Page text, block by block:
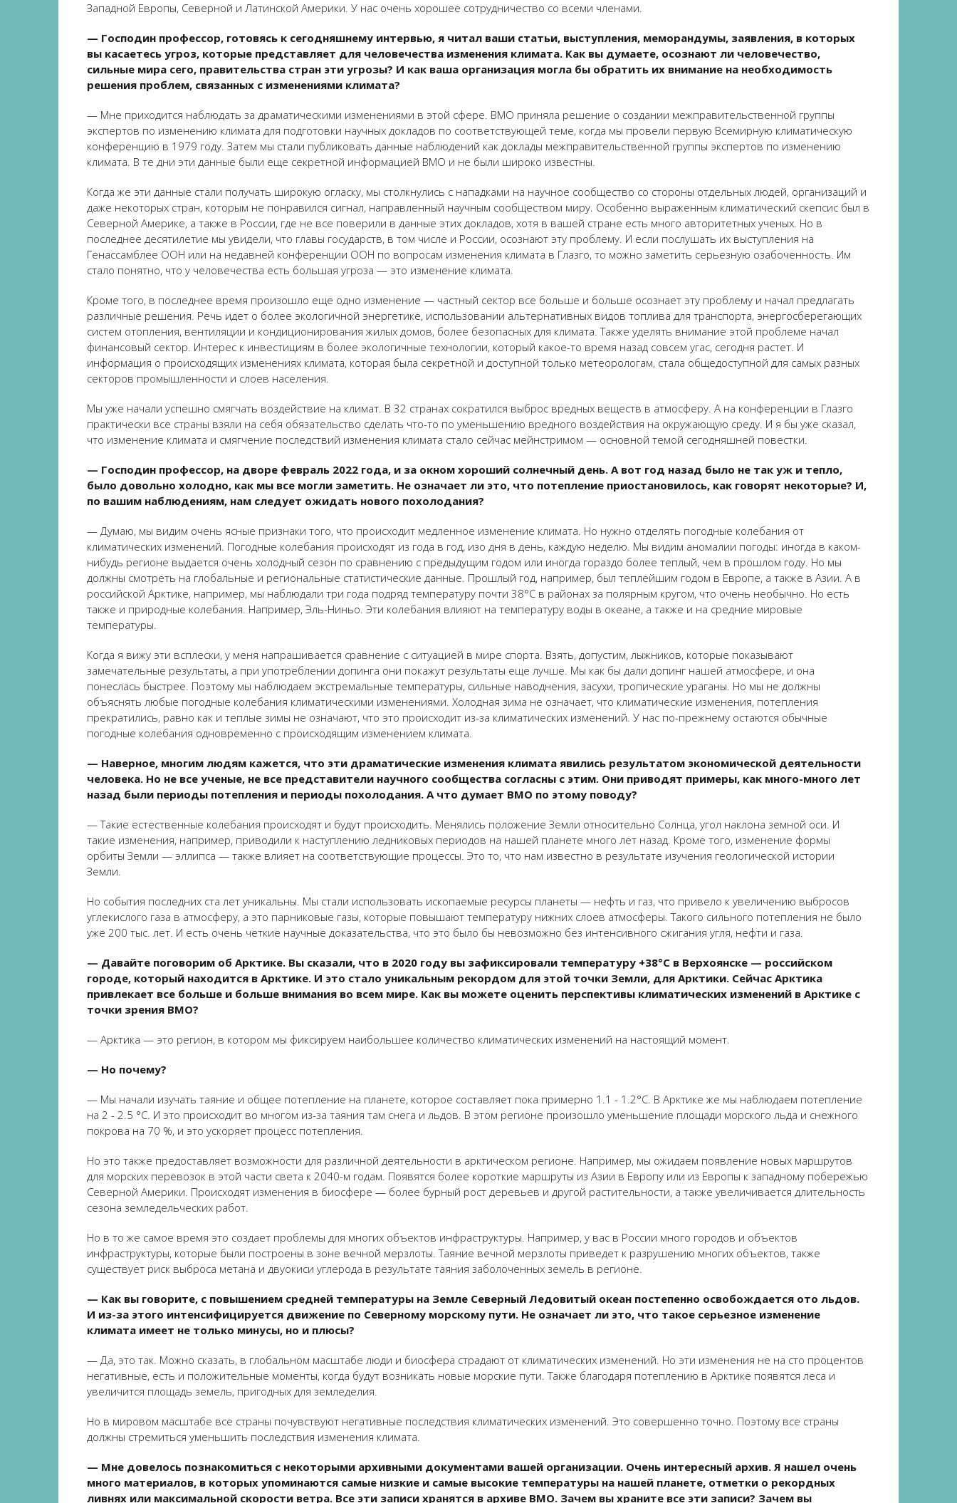
Западной Европы, Северной и Латинской Америки. У нас очень хорошее сотрудничество со всеми членами.
— Господин профессор, готовясь к сегодняшнему интервью, я читал ваши статьи, выступления, меморандумы, заявления, в которых
вы касаетесь угроз, которые представляет для человечества изменения климата. Как вы думаете, осознают ли человечество,
сильные мира сего, правительства стран эти угрозы? И как ваша организация могла бы обратить их внимание на необходимость
решения проблем, связанных с изменениями климата?
— Мне приходится наблюдать за драматическими изменениями в этой сфере. ВМО приняла решение о создании межправительственной группы
экспертов по изменению климата для подготовки научных докладов по соответствующей теме, когда мы провели первую Всемирную климатическую
конференцию в 1979 году. Затем мы стали публиковать данные наблюдений как доклады межправительственной группы экспертов по изменению
климата. В те дни эти данные были еще секретной информацией ВМО и не были широко известны.
Когда же эти данные стали получать широкую огласку, мы столкнулись с нападками на научное сообщество со стороны отдельных людей, организаций и
даже некоторых стран, которым не понравился сигнал, направленный научным сообществом миру. Особенно выраженным климатический скепсис был в
Северной Америке, а также в России, где не все поверили в данные этих докладов, хотя в вашей стране есть много авторитетных ученых. Но в
последнее десятилетие мы увидели, что главы государств, в том числе и России, осознают эту проблему. И если послушать их выступления на
Генассамблее ООН или на недавней конференции ООН по вопросам изменения климата в Глазго, то можно заметить серьезную озабоченность. Им
стало понятно, что у человечества есть большая угроза — это изменение климата.
Кроме того, в последнее время произошло еще одно изменение — частный сектор все больше и больше осознает эту проблему и начал предлагать
различные решения. Речь идет о более экологичной энергетике, использовании альтернативных видов топлива для транспорта, энергосберегающих
систем отопления, вентиляции и кондиционирования жилых домов, более безопасных для климата. Также уделять внимание этой проблеме начал
финансовый сектор. Интерес к инвестициям в более экологичные технологии, который какое-то время назад совсем угас, сегодня растет. И
информация о происходящих изменениях климата, которая была секретной и доступной только метеорологам, стала общедоступной для самых разных
секторов промышленности и слоев населения.
Мы уже начали успешно смягчать воздействие на климат. В 32 странах сократился выброс вредных веществ в атмосферу. А на конференции в Глазго
практически все страны взяли на себя обязательство сделать что-то по уменьшению вредного воздействия на окружающую среду. И я бы уже сказал,
что изменение климата и смягчение последствий изменения климата стало сейчас мейнстримом — основной темой сегодняшней повестки.
— Господин профессор, на дворе февраль 2022 года, и за окном хороший солнечный день. А вот год назад было не так уж и тепло,
было довольно холодно, как мы все могли заметить. Не означает ли это, что потепление приостановилось, как говорят некоторые? И,
по вашим наблюдениям, нам следует ожидать нового похолодания?
— Думаю, мы видим очень ясные признаки того, что происходит медленное изменение климата. Но нужно отделять погодные колебания от
климатических изменений. Погодные колебания происходят из года в год, изо дня в день, каждую неделю. Мы видим аномалии погоды: иногда в каком-
нибудь регионе выдается очень холодный сезон по сравнению с предыдущим годом или иногда гораздо более теплый, чем в прошлом году. Но мы
должны смотреть на глобальные и региональные статистические данные. Прошлый год, например, был теплейшим годом в Европе, а также в Азии. А в
российской Арктике, например, мы наблюдали три года подряд температуру почти 38°C в районах за полярным кругом, что очень необычно. Но есть
также и природные колебания. Например, Эль-Ниньо. Эти колебания влияют на температуру воды в океане, а также и на средние мировые
температуры.
Когда я вижу эти всплески, у меня напрашивается сравнение с ситуацией в мире спорта. Взять, допустим, лыжников, которые показывают
замечательные результаты, а при употреблении допинга они покажут результаты еще лучше. Мы как бы дали допинг нашей атмосфере, и она
понеслась быстрее. Поэтому мы наблюдаем экстремальные температуры, сильные наводнения, засухи, тропические ураганы. Но мы не должны
объяснять любые погодные колебания климатическими изменениями. Холодная зима не означает, что климатические изменения, потепления
прекратились, равно как и теплые зимы не означают, что это происходит из-за климатических изменений. У нас по-прежнему остаются обычные
погодные колебания одновременно с происходящим изменением климата.
— Наверное, многим людям кажется, что эти драматические изменения климата явились результатом экономической деятельности
человека. Но не все ученые, не все представители научного сообщества согласны с этим. Они приводят примеры, как много-много лет
назад были периоды потепления и периоды похолодания. А что думает ВМО по этому поводу?
— Такие естественные колебания происходят и будут происходить. Менялись положение Земли относительно Солнца, угол наклона земной оси. И
такие изменения, например, приводили к наступлению ледниковых периодов на нашей планете много лет назад. Кроме того, изменение формы
орбиты Земли — эллипса — также влияет на соответствующие процессы. Это то, что нам известно в результате изучения геологической истории
Земли.
Но события последних ста лет уникальны. Мы стали использовать ископаемые ресурсы планеты — нефть и газ, что привело к увеличению выбросов
углекислого газа в атмосферу, а это парниковые газы, которые повышают температуру нижних слоев атмосферы. Такого сильного потепления не было
уже 200 тыс. лет. И есть очень четкие научные доказательства, что это было бы невозможно без интенсивного сжигания угля, нефти и газа.
— Давайте поговорим об Арктике. Вы сказали, что в 2020 году вы зафиксировали температуру +38°C в Верхоянске — российском
городе, который находится в Арктике. И это стало уникальным рекордом для этой точки Земли, для Арктики. Сейчас Арктика
привлекает все больше и больше внимания во всем мире. Как вы можете оценить перспективы климатических изменений в Арктике с
точки зрения ВМО?
— Арктика — это регион, в котором мы фиксируем наибольшее количество климатических изменений на настоящий момент.
— Но почему?
— Мы начали изучать таяние и общее потепление на планете, которое составляет пока примерно 1.1 - 1.2°C. В Арктике же мы наблюдаем потепление
на 2 - 2.5 °C. И это происходит во многом из-за таяния там снега и льдов. В этом регионе произошло уменьшение площади морского льда и снежного
покрова на 70 %, и это ускоряет процесс потепления.
Но это также предоставляет возможности для различной деятельности в арктическом регионе. Например, мы ожидаем появление новых маршрутов
для морских перевозок в этой части света к 2040-м годам. Появятся более короткие маршруты из Азии в Европу или из Европы к западному побережью
Северной Америки. Происходят изменения в биосфере — более бурный рост деревьев и другой растительности, а также увеличивается длительность
сезона земледельческих работ.
Но в то же самое время это создает проблемы для многих объектов инфраструктуры. Например, у вас в России много городов и объектов
инфраструктуры, которые были построены в зоне вечной мерзлоты. Таяние вечной мерзлоты приведет к разрушению многих объектов, также
существует риск выброса метана и двуокиси углерода в результате таяния заболоченных земель в регионе.
— Как вы говорите, с повышением средней температуры на Земле Северный Ледовитый океан постепенно освобождается ото льдов.
И из-за этого интенсифицируется движение по Северному морскому пути. Не означает ли это, что такое серьезное изменение
климата имеет не только минусы, но и плюсы?
— Да, это так. Можно сказать, в глобальном масштабе люди и биосфера страдают от климатических изменений. Но эти изменения не на сто процентов
негативные, есть и положительные моменты, когда будут возникать новые морские пути. Также благодаря потеплению в Арктике появятся леса и
увеличится площадь земель, пригодных для земледелия.
Но в мировом масштабе все страны почувствуют негативные последствия климатических изменений. Это совершенно точно. Поэтому все страны
должны стремиться уменьшить последствия изменения климата.
— Мне довелось познакомиться с некоторыми архивными документами вашей организации. Очень интересный архив. Я нашел очень
много материалов, в которых упоминаются самые низкие и самые высокие температуры на нашей планете, отметки о рекордных
ливнях или максимальной скорости ветра. Все эти записи хранятся в архиве ВМО. Зачем вы храните все эти записи? Зачем вы